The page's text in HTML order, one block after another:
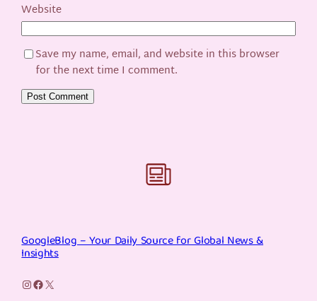
Website
Save my name, email, and website in this browser
for the next time I comment.
GoogleBlog – Your Daily Source for Global News &
Insights
Instagram
Facebook
X